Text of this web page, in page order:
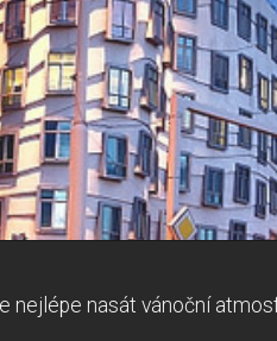
nejlépe nasát vánoční